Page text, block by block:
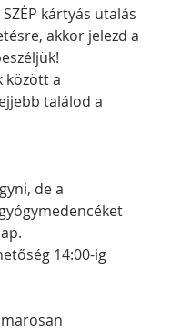
kártyás utalás
akkor jelezd a
között a
találod a
de a
14:00-ig